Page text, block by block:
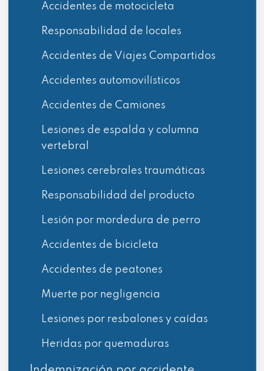
Accidentes de motocicleta
Responsabilidad de locales
Accidentes de Viajes Compartidos
Accidentes automovilísticos
Accidentes de Camiones
Lesiones de espalda y columna
vertebral
Lesiones cerebrales traumáticas
Responsabilidad del producto
Lesión por mordedura de perro
Accidentes de bicicleta
Accidentes de peatones
Muerte por negligencia
Lesiones por resbalones y caídas
Heridas por quemaduras